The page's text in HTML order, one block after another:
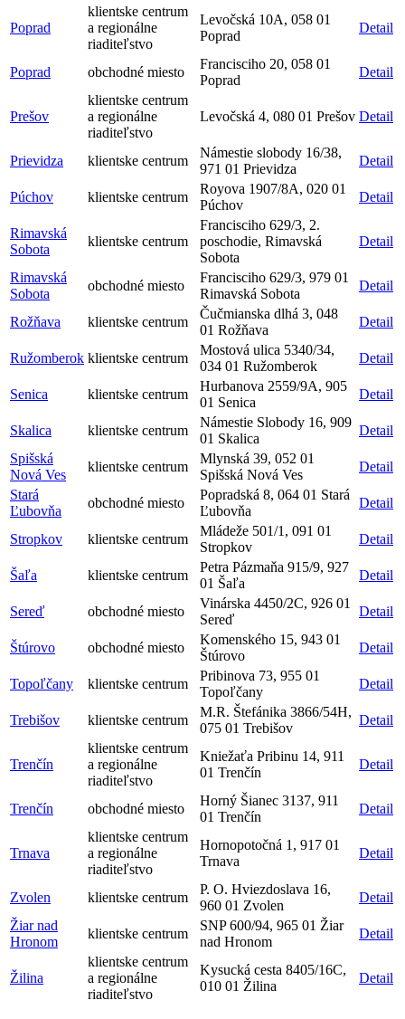
Poprad
klientske centrum
a regionálne
riaditeľstvo
Levočská 10A, 058 01
Poprad
Detail
Poprad obchodné miesto
Francisciho 20, 058 01
Poprad
Detail
Prešov
klientske centrum
a regionálne
riaditeľstvo
Levočská 4, 080 01 Prešov Detail
Prievidza klientske centrum
Námestie slobody 16/38,
971 01 Prievidza
Detail
Púchov klientske centrum
Royova 1907/8A, 020 01
Púchov
Detail
Rimavská
Sobota
klientske centrum
Francisciho 629/3, 2.
poschodie, Rimavská
Sobota
Detail
Rimavská
Sobota
obchodné miesto
Francisciho 629/3, 979 01
Rimavská Sobota
Detail
Rožňava klientske centrum
Čučmianska dlhá 3, 048
01 Rožňava
Detail
Ružomberok klientske centrum
Mostová ulica 5340/34,
034 01 Ružomberok
Detail
Senica klientske centrum
Hurbanova 2559/9A, 905
01 Senica
Detail
Skalica klientske centrum
Námestie Slobody 16, 909
01 Skalica
Detail
Spišská
Nová Ves
klientske centrum
Mlynská 39, 052 01
Spišská Nová Ves
Detail
Stará
Ľubovňa
obchodné miesto
Popradská 8, 064 01 Stará
Ľubovňa
Detail
Stropkov klientske centrum
Mládeže 501/1, 091 01
Stropkov
Detail
Šaľa klientske centrum
Petra Pázmaňa 915/9, 927
01 Šaľa
Detail
Sereď obchodné miesto
Vinárska 4450/2C, 926 01
Sereď
Detail
Štúrovo obchodné miesto
Komenského 15, 943 01
Štúrovo
Detail
Topoľčany klientske centrum
Pribinova 73, 955 01
Topoľčany
Detail
Trebišov klientske centrum
M.R. Štefánika 3866/54H,
075 01 Trebišov
Detail
Trenčín
klientske centrum
a regionálne
riaditeľstvo
Kniežaťa Pribinu 14, 911
01 Trenčín
Detail
Trenčín obchodné miesto
Horný Šianec 3137, 911
01 Trenčín
Detail
Trnava
klientske centrum
a regionálne
riaditeľstvo
Hornopotočná 1, 917 01
Trnava
Detail
Zvolen klientske centrum
P. O. Hviezdoslava 16,
960 01 Zvolen
Detail
Žiar nad
Hronom
klientske centrum
SNP 600/94, 965 01 Žiar
nad Hronom
Detail
Žilina
klientske centrum
a regionálne
riaditeľstvo
Kysucká cesta 8405/16C,
010 01 Žilina
Detail